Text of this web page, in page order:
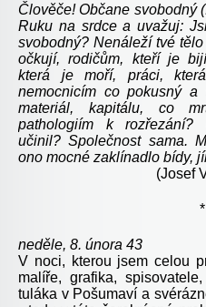
Člověče! Občane svobodný
Ruku na srdce a uvažuj:
svobodný? Nenáleží tvé
očkují, rodičům, kteří je
která je moří, práci,
nemocnicím co pokusný a
materiál, kapitálu, co
pathologiím k
učinil? Společnost sama.
ono mocné zaklínadlo bídy,
(Josef
*
neděle, 8. února 43
V noci, kterou jsem celou
malíře, grafika,
tuláka v Pošumaví a